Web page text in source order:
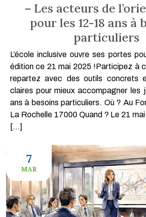
– Les acteurs de
pour les 12-18 ans à
particuliers
L’école inclusive ouvre ses portes
édition ce 21 mai 2025 !Participez à
repartez avec des outils concrets
claires pour mieux accompagner les
ans à besoins particuliers. Où ? Au
La Rochelle 17000 Quand ? Le 21
[…]
7
MAR